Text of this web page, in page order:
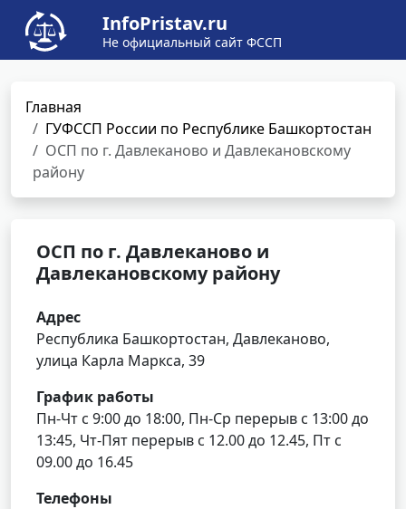
InfoPristav.ru
Не официальный сайт ФССП
Главная
ГУФССП России по Республике Башкортостан
ОСП по г. Давлеканово и Давлекановскому
району
ОСП по г. Давлеканово и
Давлекановскому району
Адрес
Республика Башкортостан, Давлеканово,
улица Карла Маркса, 39
График работы
Пн-Чт с 9:00 до 18:00, Пн-Ср перерыв с 13:00 до
13:45, Чт-Пят перерыв с 12.00 до 12.45, Пт с
09.00 до 16.45
Телефоны